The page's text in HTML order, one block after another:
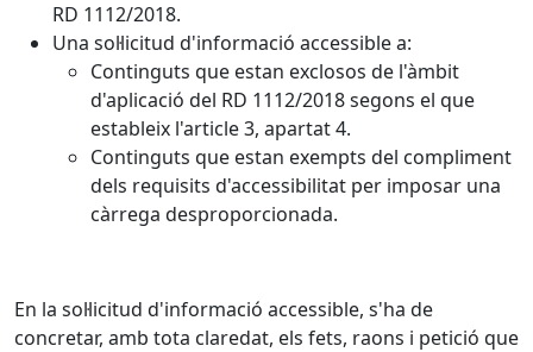
RD 1112/2018.
Una sol·licitud d'informació accessible a:
Continguts que estan exclosos de l'àmbit
d'aplicació del RD 1112/2018 segons el que
estableix l'article 3, apartat 4.
Continguts que estan exempts del compliment
dels requisits d'accessibilitat per imposar una
càrrega desproporcionada.
En la sol·licitud d'informació accessible, s'ha de
concretar, amb tota claredat, els fets, raons i petició que